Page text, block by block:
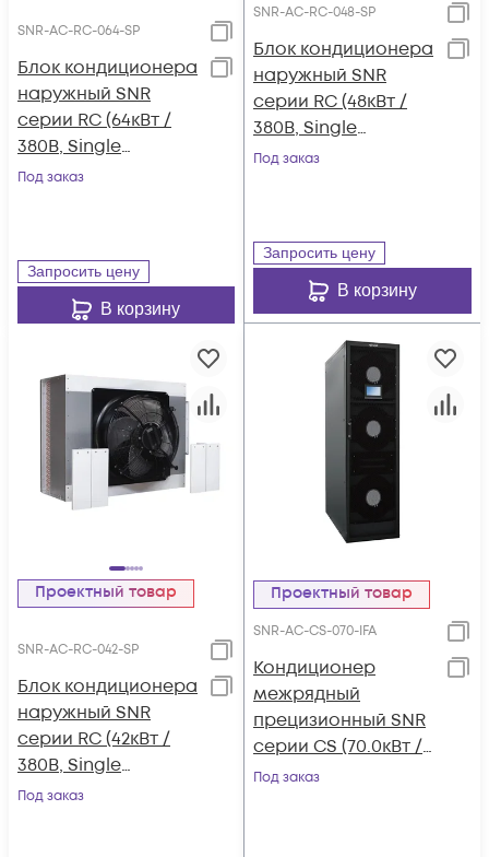
SNR-AC-RC-064-SP
Блок кондиционера
наружный SNR
серии RC (64кВт /
380В, Single
Refrigeration
Под заказ
Запросить цену
В корзину
SNR-AC-RC-048-SP
Блок кондиционера
наружный SNR
серии RC (48кВт /
380В, Single
Refrigeration
Под заказ
Запросить цену
В корзину
Проектный товар
SNR-AC-RC-042-SP
Блок кондиционера
наружный SNR
серии RC (42кВт /
380В, Single
Refrigeration
Под заказ
Проектный товар
SNR-AC-CS-070-IFA
Кондиционер
межрядный
прецизионный SNR
серии CS (70.0кВт /
380В, Inverter, Front-
Под заказ